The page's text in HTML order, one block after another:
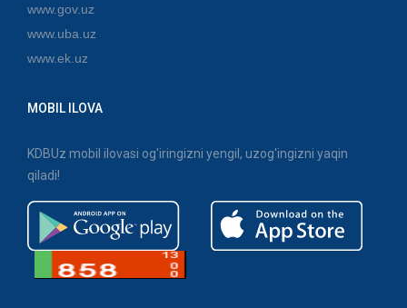
www.gov.uz
www.uba.uz
www.ek.uz
MOBIL ILOVA
KDBUz mobil ilovasi og'iringizni yengil, uzog'ingizni yaqin
qiladi!